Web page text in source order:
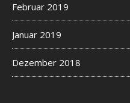
Februar 2019
Januar 2019
Dezember 2018